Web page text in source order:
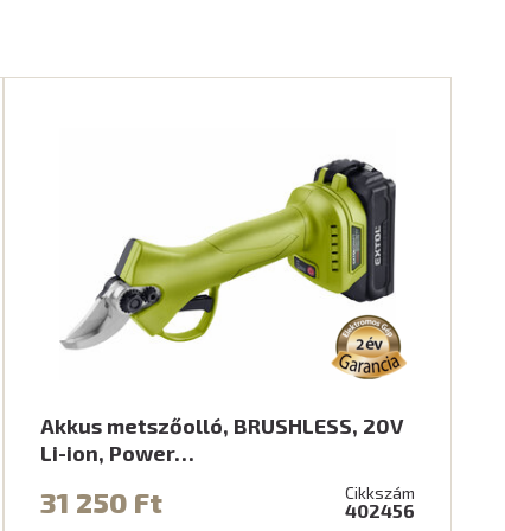
Akkus metszőolló, BRUSHLESS, 20V
Li-ion, Power…
31 250 Ft Cikkszám
402456